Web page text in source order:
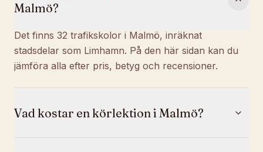
Malmö?
Det finns 32 trafikskolor i Malmö, inräknat
stadsdelar som Limhamn. På den här sidan kan du
jämföra alla efter pris, betyg och recensioner.
Vad kostar en körlektion i Malmö?